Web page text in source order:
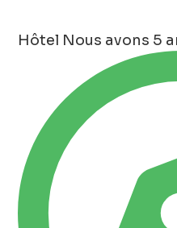
Hôtel Nous avons 5